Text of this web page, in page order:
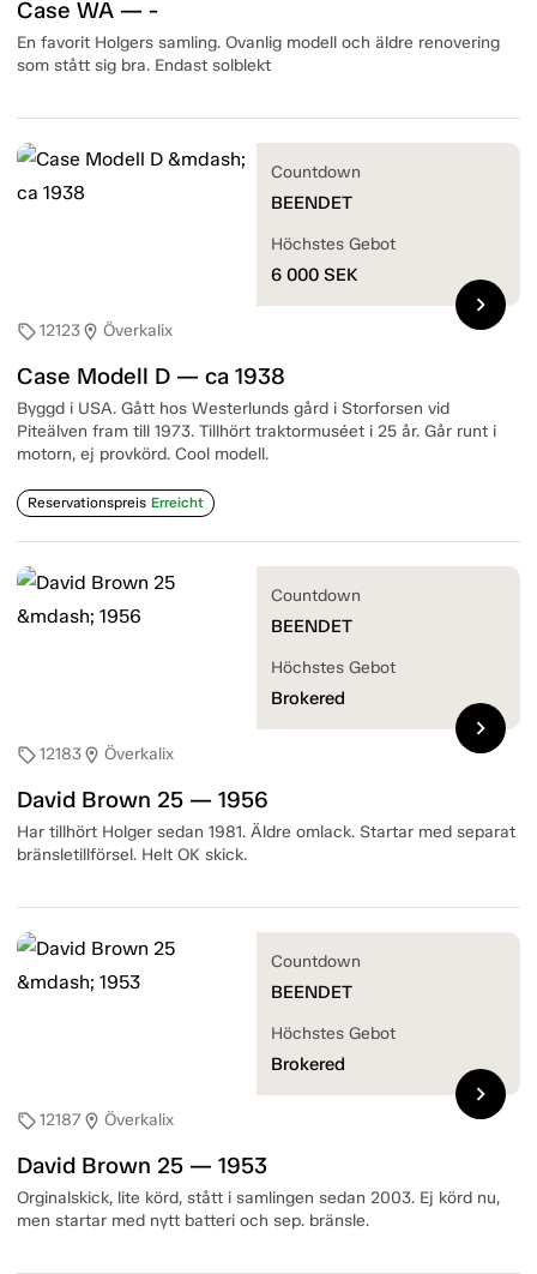
Case WA — -
En favorit Holgers samling. Ovanlig modell och äldre renovering
som stått sig bra. Endast solblekt
sell12123location_on Överkalix
Case Modell D — ca 1938
Byggd i USA. Gått hos Westerlunds gård i Storforsen vid
Piteälven fram till 1973. Tillhört traktormuséet i 25 år. Går runt i
motorn, ej provkörd. Cool modell.
Reservationspreis Erreicht
Countdown
BEENDET
Höchstes Gebot
6 000 SEK
chevron_right
sell12183location_on Överkalix
David Brown 25 — 1956
Har tillhört Holger sedan 1981. Äldre omlack. Startar med separat
bränsletillförsel. Helt OK skick.
Countdown
BEENDET
Höchstes Gebot
Brokered
chevron_right
sell12187location_on Överkalix
David Brown 25 — 1953
Orginalskick, lite körd, stått i samlingen sedan 2003. Ej körd nu,
men startar med nytt batteri och sep. bränsle.
Countdown
BEENDET
Höchstes Gebot
Brokered
chevron_right